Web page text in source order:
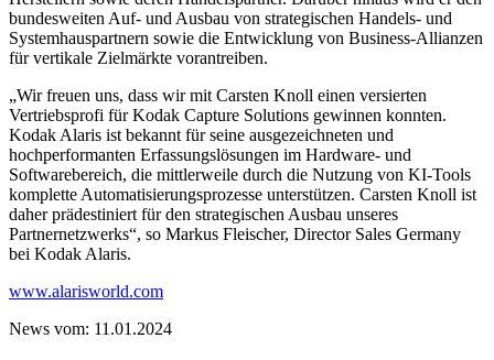
bundesweiten Auf- und Ausbau von strategischen Handels- und
Systemhauspartnern sowie die Entwicklung von Business-Allianzen
für vertikale Zielmärkte vorantreiben.
„Wir freuen uns, dass wir mit Carsten Knoll einen versierten
Vertriebsprofi für Kodak Capture Solutions gewinnen konnten.
Kodak Alaris ist bekannt für seine ausgezeichneten und
hochperformanten Erfassungslösungen im Hardware- und
Softwarebereich, die mittlerweile durch die Nutzung von KI-Tools
komplette Automatisierungsprozesse unterstützen. Carsten Knoll ist
daher prädestiniert für den strategischen Ausbau unseres
Partnernetzwerks“, so Markus Fleischer, Director Sales Germany
bei Kodak Alaris.
www.alarisworld.com
News vom: 11.01.2024